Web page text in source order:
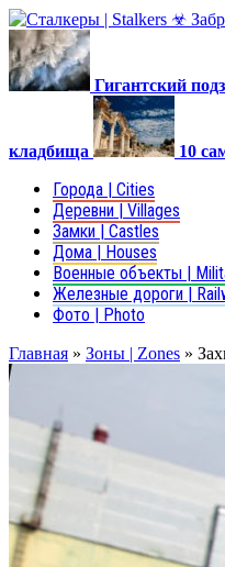
Гигантский
кладбища 10
Города | Cities
Деревни | Villages
Замки | Castles
Дома | Houses
Военные объекты |
Железные дороги |
Фото | Photo
Главная » Зоны | Zones »